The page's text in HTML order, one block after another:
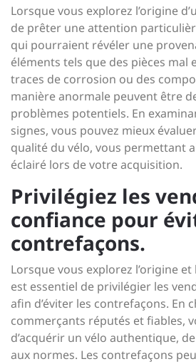
Lorsque vous explorez l’origine
de prêter une attention
qui pourraient révéler une
éléments tels que des pièces mal
traces de corrosion ou des
manière anormale peuvent être
problèmes potentiels. En
signes, vous pouvez mieux
qualité du vélo, vous permettant
éclairé lors de votre acquisition.
Privilégiez les
confiance pour
contrefaçons.
Lorsque vous explorez l’origine et
est essentiel de privilégier les
afin d’éviter les contrefaçons. En
commerçants réputés et fiables,
d’acquérir un vélo authentique,
aux normes. Les contrefaçons